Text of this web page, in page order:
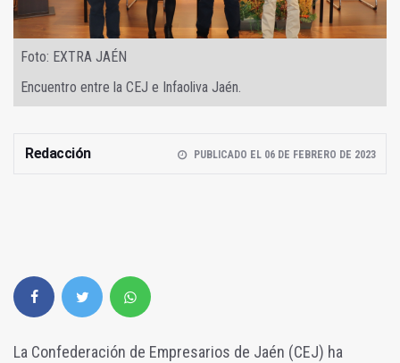
Foto: EXTRA JAÉN
Encuentro entre la CEJ e Infaoliva Jaén.
Redacción PUBLICADO EL 06 DE FEBRERO DE 2023
La Confederación de Empresarios de Jaén (CEJ) ha